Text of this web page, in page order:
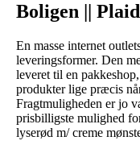
Boligen ||
En masse internet
leveringsformer. Den
leveret til en
produkter lige præcis
Fragtmuligheden er jo
prisbilligste mulighed
lyserød m/ creme